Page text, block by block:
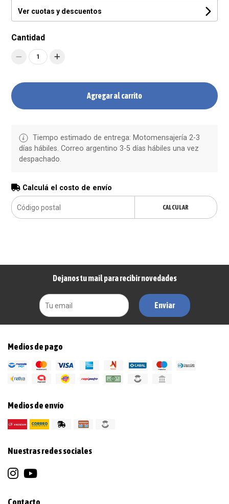
Ver cuotas y descuentos
Cantidad
1
Agregar al carrito
Tiempo estimado de entrega: Motomensajería 2-3
días hábiles. Correo argentino 3-5 días hábiles una vez
despachado.
Calculá el costo de envío
CALCULAR
Dejanos tu mail para recibir novedades
Enviar
Medios de pago
Medios de envío
Nuestras redes sociales
Contacto